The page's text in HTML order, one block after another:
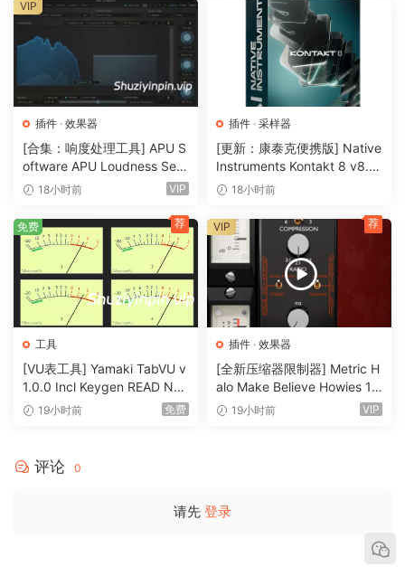
插件 · 效果器
[合集：响度处理工具] APU S
oftware APU Loudness Seri
es v5.7.0 Incl Keygen-R2R
18小时前 VIP
VIP
插件 · 采样器
[更新：康泰克便携版] Native
Instruments Kontakt 8 v8.1
2.1 PORTABLE-vkDanilov
18小时前
工具
[VU表工具] Yamaki TabVU v
1.0.0 Incl Keygen READ NF
O-R2R [WiN]（4.7MB）
19小时前 免费
免费 荐
插件 · 效果器
[全新压缩器限制器] Metric H
alo Make Believe Howies 17
9 v4.1.17-R2R [WiN]（30.0
19小时前 VIP
VIP 荐
评论 0
请先 登录